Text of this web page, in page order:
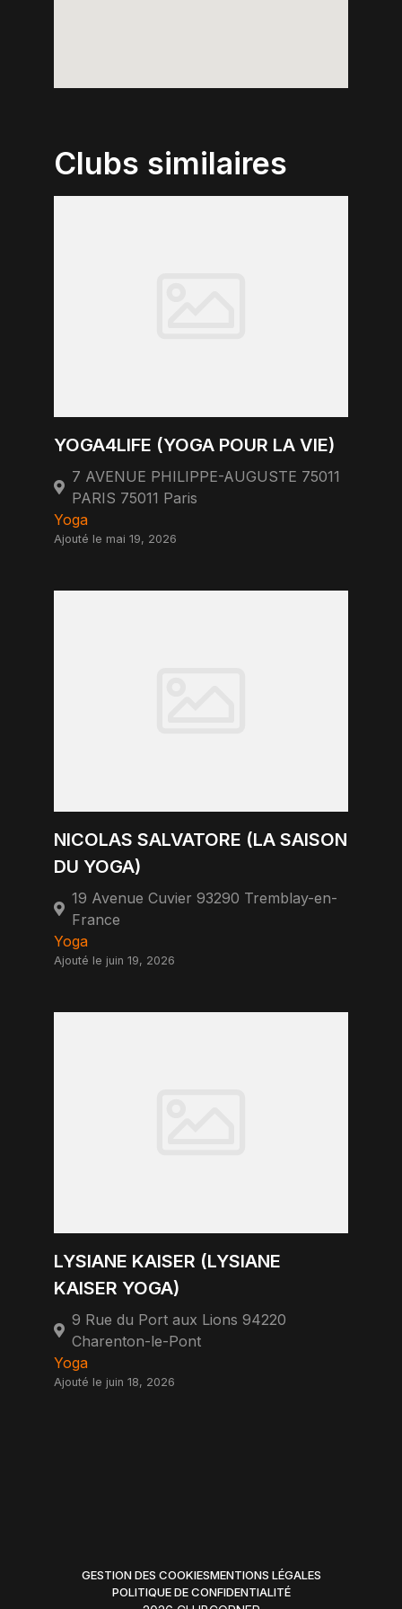
Clubs similaires
YOGA4LIFE (YOGA POUR LA VIE)
7 AVENUE PHILIPPE-AUGUSTE 75011
PARIS 75011 Paris
Yoga
Ajouté le mai 19, 2026
NICOLAS SALVATORE (LA SAISON
DU YOGA)
19 Avenue Cuvier 93290 Tremblay-en-
France
Yoga
Ajouté le juin 19, 2026
LYSIANE KAISER (LYSIANE
KAISER YOGA)
9 Rue du Port aux Lions 94220
Charenton-le-Pont
Yoga
Ajouté le juin 18, 2026
GESTION DES COOKIESMENTIONS LÉGALES
POLITIQUE DE CONFIDENTIALITÉ